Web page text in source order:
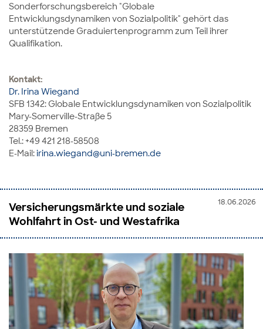
Sonderforschungsbereich "Globale
Entwicklungsdynamiken von Sozialpolitik" gehört das
unterstützende Graduiertenprogramm zum Teil ihrer
Qualifikation.
Kontakt:
Dr. Irina Wiegand
SFB 1342: Globale Entwicklungsdynamiken von Sozialpolitik
Mary-Somerville-Straße 5
28359 Bremen
Tel.: +49 421 218-58508
E-Mail:irina.wiegand@uni-bremen.de
18.06.2026
Versicherungsmärkte und soziale
Wohlfahrt in Ost- und Westafrika